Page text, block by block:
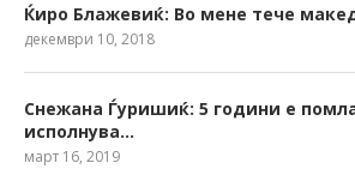
Ќиро Блажевиќ: Во мене тече
декември 10, 2018
Снежана Ѓуришиќ: 5 години е
исполнува…
март 16, 2019